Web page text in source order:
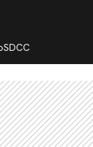
SDCC